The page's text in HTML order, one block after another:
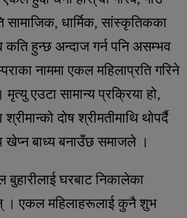
सामाजिक, धार्मिक, सांस्कृतिकका
कति हुन्छ अन्दाज गर्न पनि असम्भव
नाममा एकल महिलाप्रति गरिने
मृत्यु एउटा सामान्य प्रक्रिया हो,
दोष श्रीमतीमाथि थोपर्दै
खेप्न बाध्य बनाउँछ समाजले ।
घरबाट निकालेका
। एकल महिलाहरूलाई कुनै शुभ